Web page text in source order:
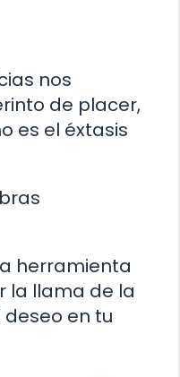
nos
de placer,
es el éxtasis
herramienta
la llama de la
en tu